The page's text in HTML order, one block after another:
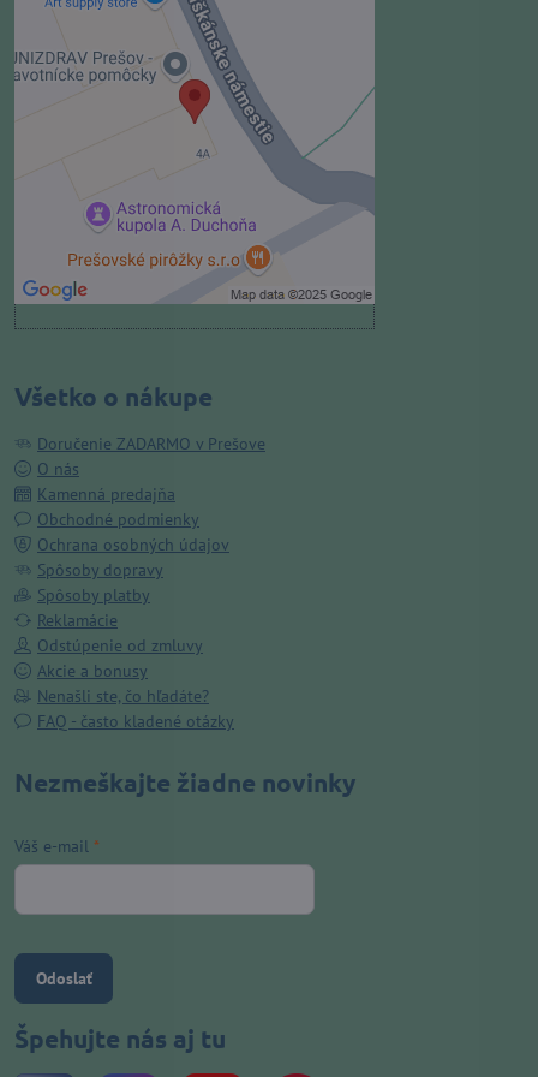
Externý obsah je blokovaný
Voľbami súkromia
Prajete si načítať externý obsah?
Povoliť tentokrát
Povoliť a zapamätať - súhlas s
druhom cookie: Funkčné
Otvoriť obsah v novom okne
Všetko o nákupe
Doručenie ZADARMO v Prešove
O nás
Kamenná predajňa
Obchodné podmienky
Ochrana osobných údajov
Spôsoby dopravy
Spôsoby platby
Reklamácie
Odstúpenie od zmluvy
Akcie a bonusy
Nenašli ste, čo hľadáte?
FAQ - často kladené otázky
Nezmeškajte žiadne novinky
Váš e-mail *
Odoslať
Špehujte nás aj tu